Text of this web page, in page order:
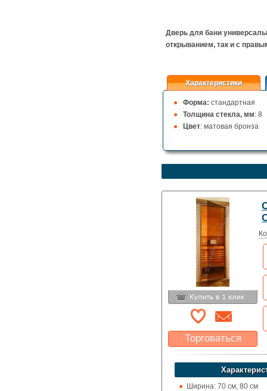
Дверь для бани
открыванием, так и с
Характеристики
Форма: стандартная
Толщина стекла, мм: 8
Цвет: матовая бронза
Торговаться
Какая цена Вас
устроит?
Указать цену
Ширина: 70 см, 80 см